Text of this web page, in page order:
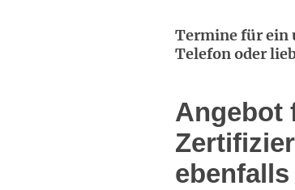
Termine für ein
Telefon oder
Angebot